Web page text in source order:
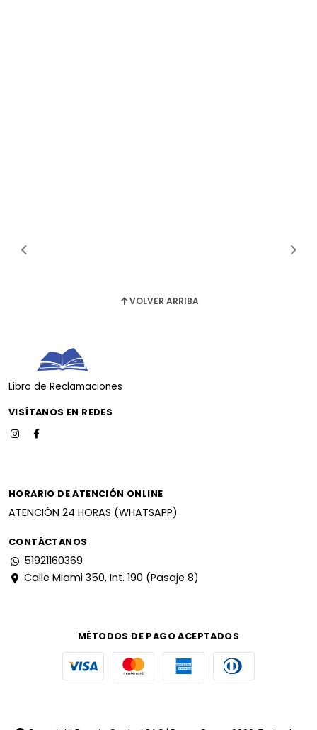
VOLVER ARRIBA
Libro de Reclamaciones
VISÍTANOS EN REDES
HORARIO DE ATENCIÓN ONLINE
ATENCIÓN 24 HORAS (WHATSAPP)
CONTÁCTANOS
51921160369
Calle Miami 350, Int. 190 (Pasaje 8)
MÉTODOS DE PAGO ACEPTADOS